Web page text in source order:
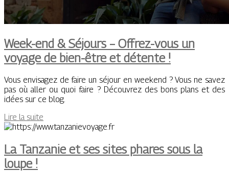
Week-end & Séjours – Offrez-vous un
voyage de bien-être et détente !
Vous envisagez de faire un séjour en weekend ? Vous ne savez
pas où aller ou quoi faire ? Découvrez des bons plans et des
idées sur ce blog.
Lire la suite
La Tanzanie et ses sites phares sous la
loupe !